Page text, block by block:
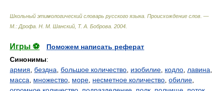
Школьный этимологический словарь русского языка. Происхождение слов. —
М.: Дрофа Н. М. Шанский, Т. А. Боброва 2004
Игры ⚽
Поможем написать реферат
Синонимы:
армия бездна большое количество изобилие кодло лавина
масса
множество море несметное количество обилие